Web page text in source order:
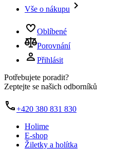
Vše o nákupu
Oblíbené
Porovnání
Přihlásit
Potřebujete poradit?
Zeptejte se našich odborníků
+420 380 831 830
Holime
E-shop
Žiletky a holítka